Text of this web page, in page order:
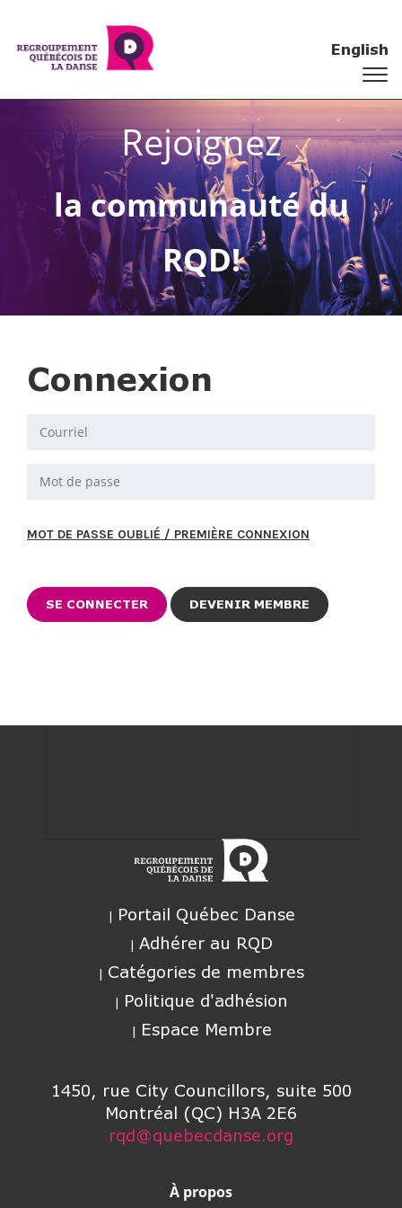
English
Rejoignez
la communauté du
RQD!
Connexion
MOT DE PASSE OUBLIÉ / PREMIÈRE CONNEXION
DEVENIR MEMBRE
Portail Québec Danse
Adhérer au RQD
Catégories de membres
Politique d'adhésion
Espace Membre
1450, rue City Councillors, suite 500
Montréal (QC) H3A 2E6
rqd@quebecdanse.org
À propos